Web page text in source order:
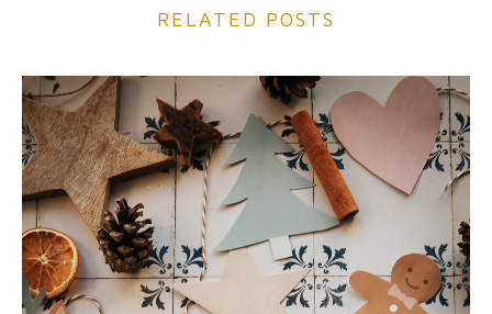
RELATED POSTS